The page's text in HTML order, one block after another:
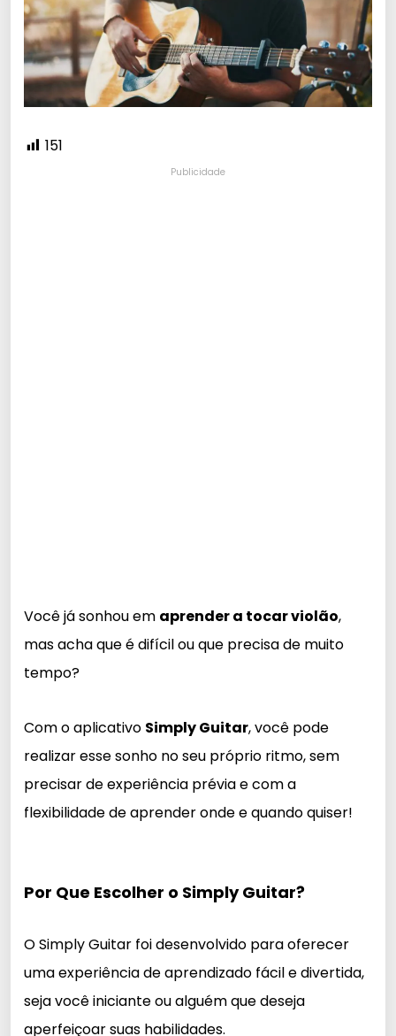
151
Publicidade
Você já sonhou em aprender a tocar violão,
mas acha que é difícil ou que precisa de muito
tempo?
Com o aplicativo Simply Guitar, você pode
realizar esse sonho no seu próprio ritmo, sem
precisar de experiência prévia e com a
flexibilidade de aprender onde e quando quiser!
Por Que Escolher o Simply Guitar?
O Simply Guitar foi desenvolvido para oferecer
uma experiência de aprendizado fácil e divertida,
seja você iniciante ou alguém que deseja
aperfeiçoar suas habilidades.